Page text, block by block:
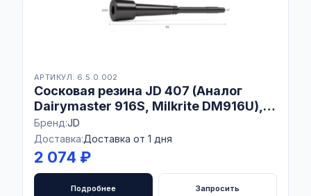
АРТИКУЛ: 6.5.0.002
Сосковая резина JD 407 (Аналог
Dairymaster 916S, Milkrite DМ916U),
Комплект 4 шт
Бренд:JD
Доставка:Доставка от 1 дня
2 074 ₽
Подробнее Запросить